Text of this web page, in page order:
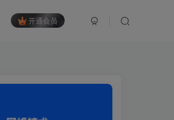
开通会员